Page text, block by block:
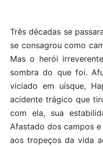
Três décadas se
se consagrou como
Mas o herói
sombra do que foi.
viciado em uísque,
acidente trágico que
com ela, sua
Afastado dos campos
aos tropeços da vida